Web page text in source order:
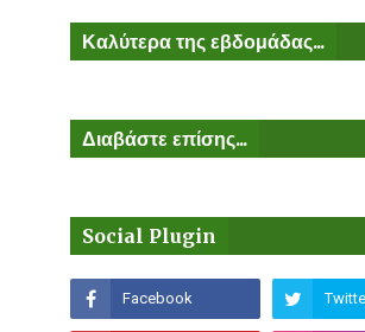
Καλύτερα της εβδομάδας...
Διαβάστε επίσης...
Social Plugin